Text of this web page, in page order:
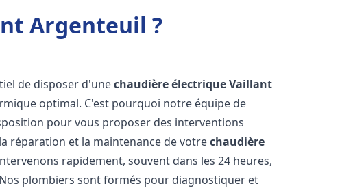
Argenteuil ?
de disposer d'unechaudière électrique Vaillant
optimal. C'est pourquoi notre équipe de
pour vous proposer des interventions
réparation et la maintenance de votrechaudière
rapidement, souvent dans les 24 heures,
plombiers sont formés pour diagnostiquer et